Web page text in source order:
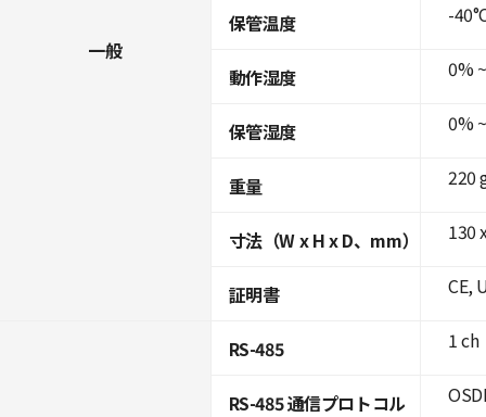
一般
保管温度
動作湿度
保管湿度
重量
寸法（W x H x D、mm）
証明書
RS-485
RS-485 通信プロトコル
-
0%
0%
220
130
CE,
1 ch